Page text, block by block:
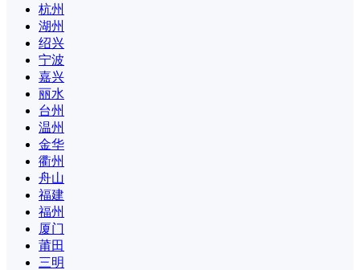
杭州
湖州
绍兴
宁波
嘉兴
丽水
台州
温州
金华
衢州
舟山
福建
福州
厦门
莆田
三明